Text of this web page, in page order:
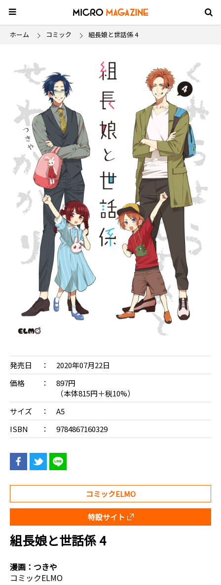
ホーム コミック 組長娘と世話係 4
発売日
2020年07月22日
価格
897円
（本体815円＋税10%）
サイズ
A5
ISBN
9784867160329
コミックELMO
特設サイト
組長娘と世話係 4
漫画： つきや
コミックELMO